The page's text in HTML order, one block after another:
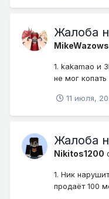
Жалоба
1. kakamao и
не мог
11 июля,
Жалоба
Nikitos1200
1. Ник
продаёт 100